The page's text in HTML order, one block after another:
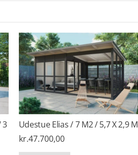
3
Udestue Elias / 7 M2 / 5,7 X 2,9 M
kr.47.700,00